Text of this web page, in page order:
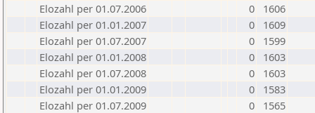
Elozahl per 01.07.2006
0
1606
Elozahl per 01.01.2007
0
1609
Elozahl per 01.07.2007
0
1599
Elozahl per 01.01.2008
0
1603
Elozahl per 01.07.2008
0
1603
Elozahl per 01.01.2009
0
1583
Elozahl per 01.07.2009
0
1565